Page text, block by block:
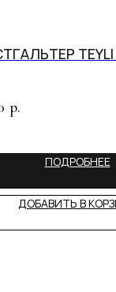
р.
ПОДРОБНЕЕ
ДОБАВИТЬ В